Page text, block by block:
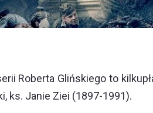
Roberta Glińskiego to
ks. Janie Ziei (1897-1991).